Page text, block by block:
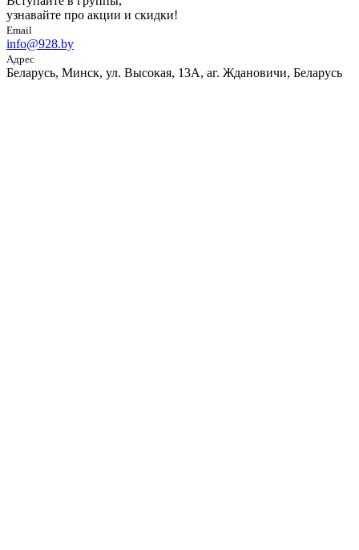
узнавайте про акции и скидки!
Email
info@928.by
Адрес
Беларусь, Минск, ул. Высокая, 13А, аг. Ждановичи, Беларусь